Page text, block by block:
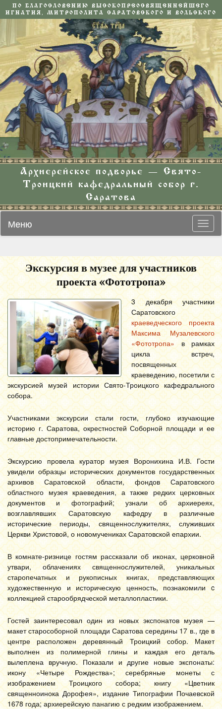
ПО БЛАГОСЛОВЕНИЮ ВЫСОКОПРЕОСВЯЩЕННЕЙШЕГО
ИГНАТИЯ, МИТРОПОЛИТА САРАТОВСКОГО И ВОЛЬСКОГО
Архиерейское подворье — Свято-
Троицкий кафедральный собор г.
Саратова
Меню
Экскурсия в музее для участников
проекта «Фототропа»
3 декабря участники
Саратовского
краеведческого проекта
Максима Музалевского
«Фототропа» в рамках
цикла встреч,
посвященных
краеведению, посетили с
экскурсией музей истории Свято-Троицкого кафедрального
собора.
Участниками экскурсии стали гости, глубоко изучающие
историю г. Саратова, окрестностей Соборной площади и ее
главные достопримечательности.
Экскурсию провела куратор музея Воронихина И.В. Гости
увидели образцы исторических документов государственных
архивов Саратовской области, фондов Саратовского
областного музея краеведения, а также редких церковных
документов и фотографий; узнали об архиереях,
возглавлявших Саратовскую кафедру в различные
исторические периоды, священнослужителях, служивших
Церкви Христовой, о новомучениках Саратовской епархии.
В комнате-ризнице гостям рассказали об иконах, церковной
утвари, облачениях священнослужителей, уникальных
старопечатных и рукописных книгах, представляющих
художественную и историческую ценность, познакомили c
коллекцией старообрядческой металлопластики.
Гостей заинтересовал один из новых экспонатов музея —
макет старособорной площади Саратова середины 17 в., где в
центре расположен деревянный Троицкий собор. Макет
выполнен из полимерной глины и каждая его деталь
вылеплена вручную. Показали и другие новые экспонаты:
икону «Четыре Рождества»; серебряные монеты с
изображением Троицкого собора; книгу «Цветник
священноинока Дорофея», издание Типографии Почаевской
1678 года; архиерейскую панагию с редким изображением.